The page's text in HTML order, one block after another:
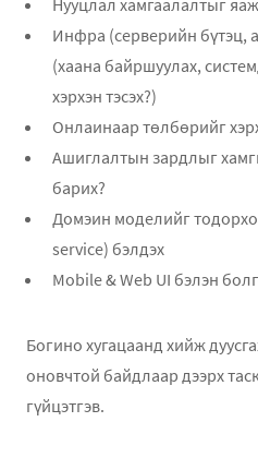
Инфра (cерверийн бүтэц,
(хаана байршуулах,
хэрхэн тэсэх?)
Онлаинаар төлбөрийг
Ашиглалтын зардлыг
барих?
Домэин моделийг
service) бэлдэх
Mobile & Web UI бэлэн
Богино хугацаанд хийж
оновчтой байдлаар дээрх
гүйцэтгэв.